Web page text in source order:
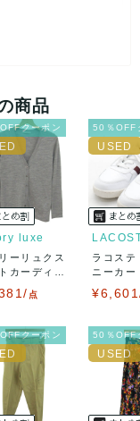
、ご了承下さい
態の価値観が異な
な方や完璧な商
。
が、何かござい
よりご連絡お願
をもって対応致
商品
クーポン
luxe
ーリュクス
カーディガ
点
50％OFF
ラコステ
ニーカ
クーポン 50％OFF